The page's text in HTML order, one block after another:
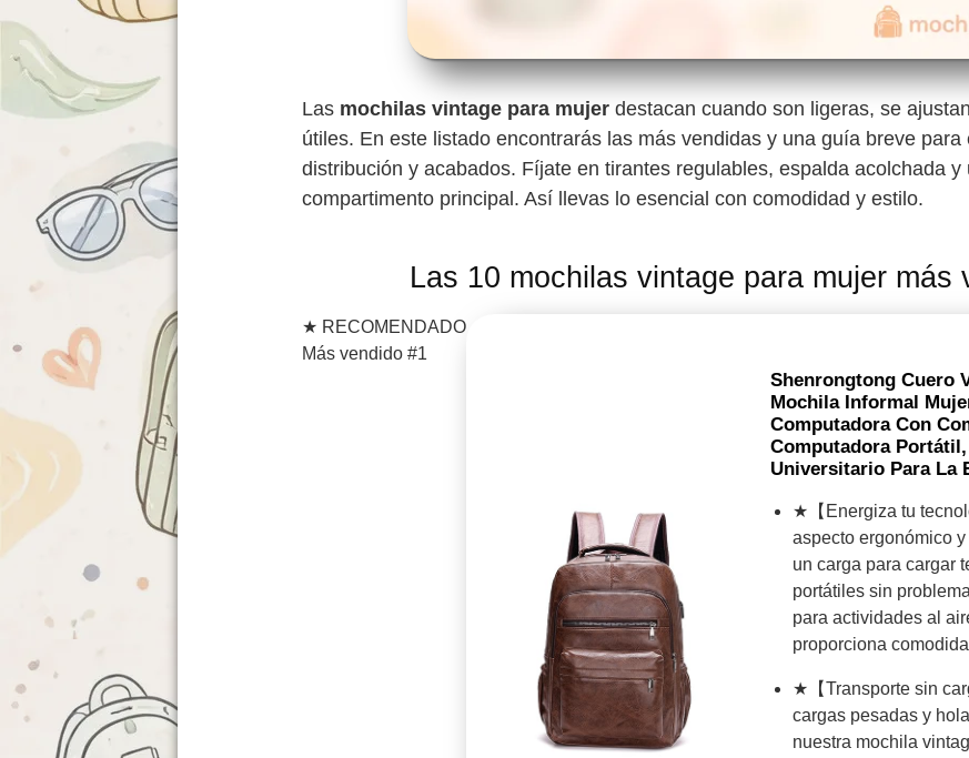
Las mochilas vintage para mujer destacan cuando son ligeras, se
útiles. En este listado encontrarás las más vendidas y una guía breve
distribución y acabados. Fíjate en tirantes regulables, espalda acolchada y
compartimento principal. Así llevas lo esencial con comodidad y estilo.
Las 10 mochilas vintage para mujer más
★ RECOMENDADO
Más vendido #1
Shenrongtong Cuero
Mochila Informal
Computadora Con
Computadora
Universitario Para La
★【Energiza tu
aspecto ergonómico
un carga para cargar
portátiles sin
para actividades al
proporciona
★【Transporte sin
cargas pesadas y
nuestra mochila